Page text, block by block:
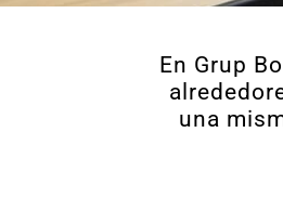
En Grup
una